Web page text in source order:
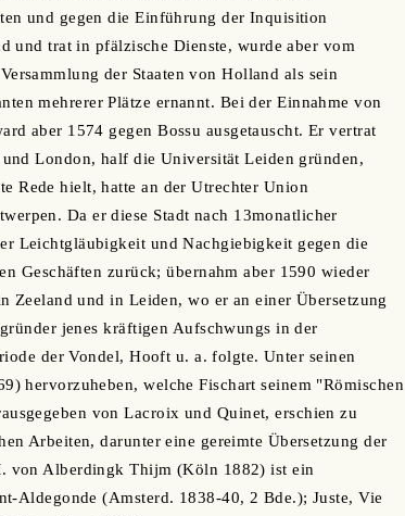
und gegen die Einführung der Inquisition
und trat in pfälzische Dienste, wurde aber vom
der Staaten von Holland als sein
mehrerer Plätze ernannt. Bei der Einnahme von
aber 1574 gegen Bossu ausgetauscht. Er vertrat
London, half die Universität Leiden gründen,
Rede hielt, hatte an der Utrechter Union
Da er diese Stadt nach 13monatlicher
Leichtgläubigkeit und Nachgiebigkeit gegen die
Geschäften zurück; übernahm aber 1590 wieder
Zeeland und in Leiden, wo er an einer Übersetzung
jenes kräftigen Aufschwungs in der
der Vondel, Hooft u. a. folgte. Unter seinen
hervorzuheben, welche Fischart seinem "Römischen
von Lacroix und Quinet, erschien zu
Arbeiten, darunter eine gereimte Übersetzung der
von Alberdingk Thijm (Köln 1882) ist ein
Aldegonde (Amsterd. 1838-40, 2 Bde.); Juste, Vie